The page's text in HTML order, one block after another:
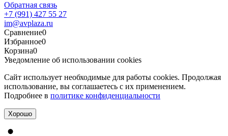
Обратная связь
+7 (991) 427 55 27
im@avplaza.ru
Сравнение0
Избранное0
Корзина0
Уведомление об использовании cookies
Сайт использует необходимые для работы cookies. Продолжая
использование, вы соглашаетесь с их применением.
Подробнее в политике конфиденциальности
Хорошо